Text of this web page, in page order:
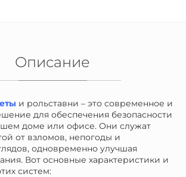
Описание
и рольставни – это современное и
для обеспечения безопасности
доме или офисе. Они служат
от взломов, непогоды и
одновременно улучшая
Вот основные характеристики и
систем: